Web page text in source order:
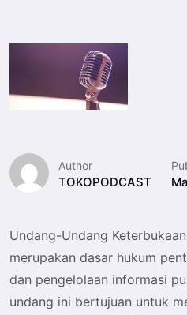
Author
TOKOPODCAST
Undang-Undang
merupakan dasar hukum
dan pengelolaan informasi
undang ini bertujuan untuk